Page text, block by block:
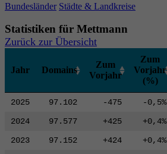
Bundesländer Städte & Landkreise
Statistiken für Mettmann
Zurück zur Übersicht
Jahr Domains
Zum
Vorjahr
Zum
Vorjahr
(%)
2025 97.102 -475 -0,5%
2024
97.577 +425 +0,4%
2023
97.152 +424 +0,4%